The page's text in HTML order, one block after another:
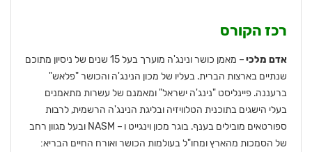
רכז הקורס
אדם מלכי
– מאמן כושר ונינג'ה מוערך בעל 15 שנים של ניסיון מתוכם
שנתיים בארצות הברית. בעליו של מכון הנינג'ה והכושר "פלאש"
ברעננה. פיינליסט "נינג'ה ישראל" ומאמנם של עשרות מתאמנים
בעלי הישגים בתוכנית הטלוויזיה ובליגת הנינג'ה הרשמית, לרבות
ספורטאים מובילים בענף. בוגר מכון וינגייט ו – NASM ובעל מגוון רחב
של הסמכות מהארץ ומחו"ל בעולמות הכושר ואורח החיים הבריא: